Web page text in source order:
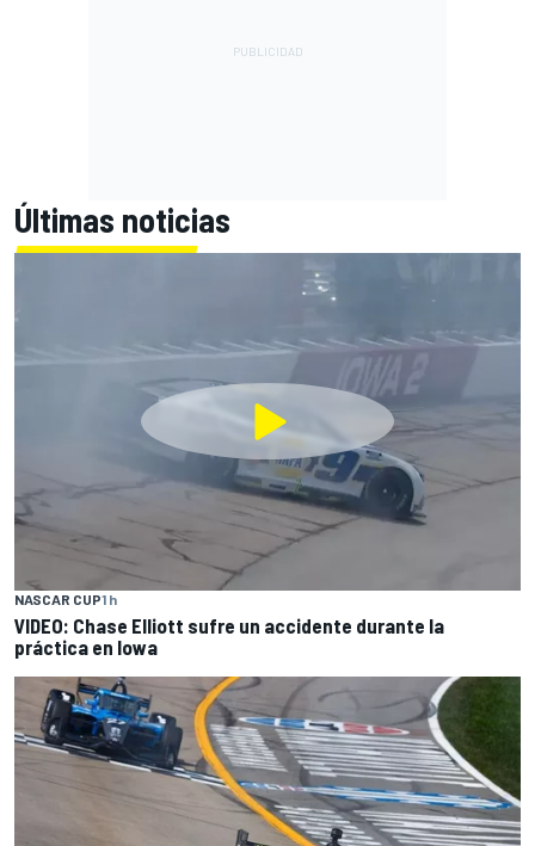
Últimas noticias
NASCAR CUP1 h
VIDEO: Chase Elliott sufre un accidente durante la
práctica en Iowa